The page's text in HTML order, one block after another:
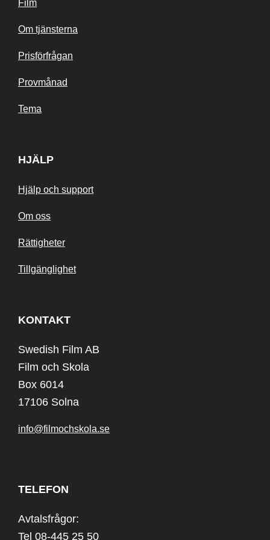
Film
Om tjänsterna
Prisförfrågan
Provmånad
Tema
HJÄLP
Hjälp och support
Om oss
Rättigheter
Tillgänglighet
KONTAKT
Swedish Film AB
Film och Skola
Box 6014
17106 Solna
info@filmochskola.se
TELEFON
Avtalsfrågor:
Tel 08-445 25 50